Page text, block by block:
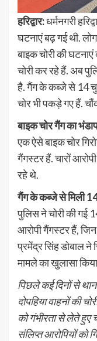
हरिद्वार:धर्मनगरी
घटनाएं बढ़ गई थी.
बाइक चोरी की
चोरी कर रहे हैं. अब
है. गैंग के कब्जे से 14
चोर भी पकड़े गए हैं.
बाइक चोर गैंग का
एक ऐसे बाइक चोर
गैंगस्टर हैं. चारों
रहे थे.
गैंग के कब्जे से मिली
पुलिस ने चोरी की गई
आरोपी गैंगस्टर हैं,
प्रमेंद्र सिंह डोबाल
मामले का खुलासा
पिछले कई दिनों से
दोपहिया वाहनों की
को गंभीरता से लेते हुए
संलिप्त आरोपियों को